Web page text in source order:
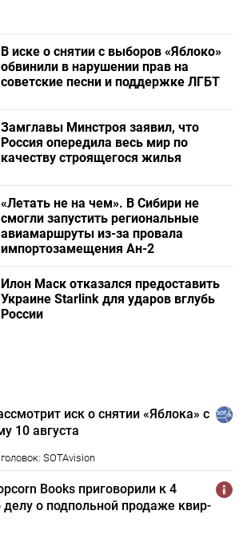
В иске о снятии с выборов «Яблоко»
обвинили в нарушении прав на
советские песни и поддержке ЛГБТ
Замглавы Минстроя заявил, что
Россия опередила весь мир по
качеству строящегося жилья
«Летать не на чем». В Сибири не
смогли запустить региональные
авиамаршруты из-за провала
импортозамещения Ан-2
Илон Маск отказался предоставить
Украине Starlink для ударов вглубь
России